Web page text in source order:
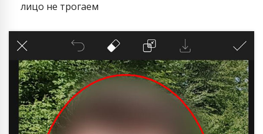
лицо не трогаем